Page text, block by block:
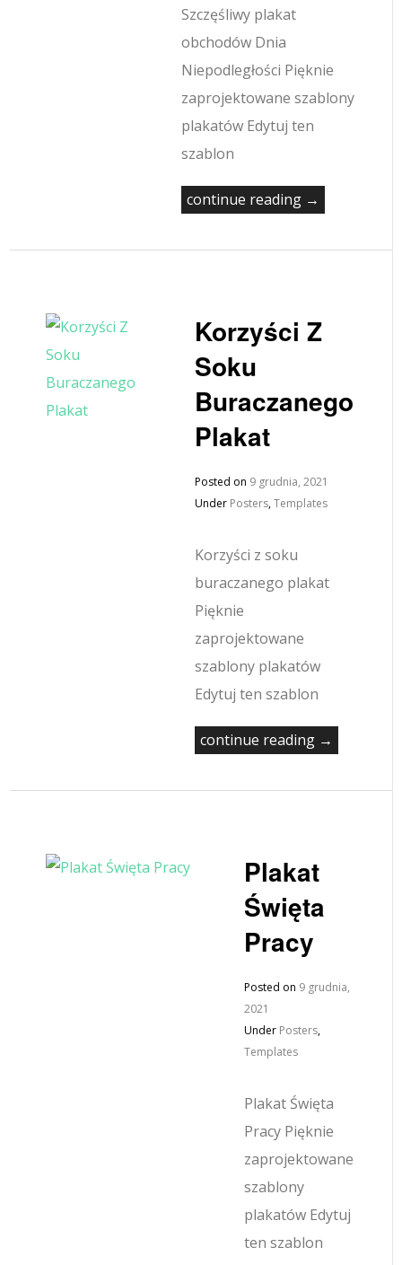
Szczęśliwy plakat
obchodów Dnia
Niepodległości Pięknie
zaprojektowane szablony
plakatów Edytuj ten
szablon
continue reading →
Korzyści Z
Soku
Buraczanego
Plakat
Posted on 9 grudnia, 2021
Under Posters,Templates
Korzyści z soku
buraczanego plakat
Pięknie
zaprojektowane
szablony plakatów
Edytuj ten szablon
continue reading →
Plakat
Święta
Pracy
Posted on 9 grudnia,
2021
Under Posters,
Templates
Plakat Święta
Pracy Pięknie
zaprojektowane
szablony
plakatów Edytuj
ten szablon